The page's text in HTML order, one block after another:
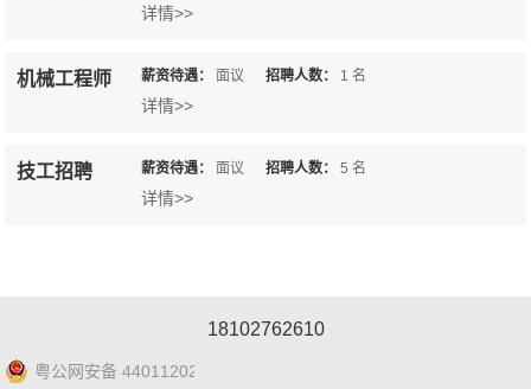
详情>>
机械工程师 薪资待遇： 面议 招聘人数： 1 名
详情>>
技工招聘 薪资待遇： 面议 招聘人数： 5 名
详情>>
18102762610
粤公网安备 44011202001025号